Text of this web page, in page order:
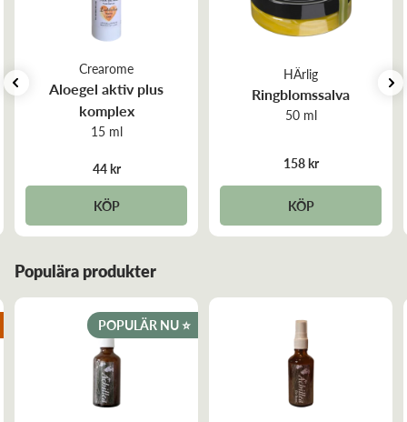
Jeanette M
Recensiondatum: 2025-06-10
Skön, men lite lös i konsistensen.
Nina-kristin W
Recensiondatum: 2025-02-11
Den bästa Aloevera-gel för mig. Tack!
Crearome
Aloegel aktiv plus
komplex
15 ml
44 kr
KÖP
HÄrlig
Ringblomssalva
50 ml
158 kr
KÖP
Populära produkter
POPULÄR NU ⭐️